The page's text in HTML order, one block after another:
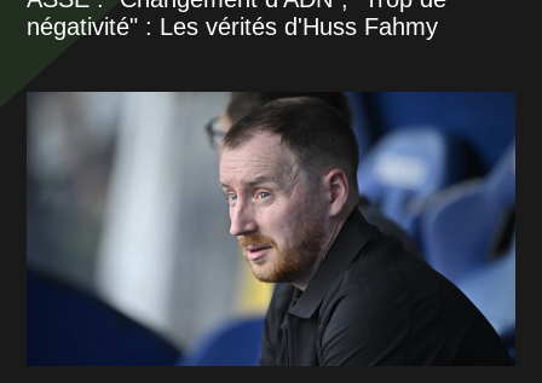
négativité" : Les vérités d'Huss Fahmy